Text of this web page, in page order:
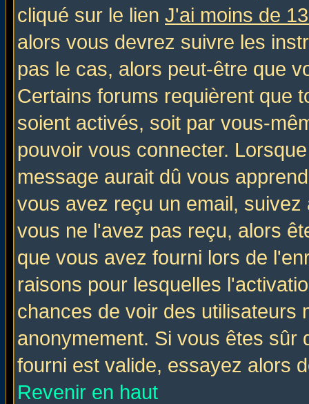
cliqué sur le lien J'ai moins de
alors vous devrez suivre les
pas le cas, alors peut-être que
Certains forums requièrent que
soient activés, soit par vous-
pouvoir vous connecter.
message aurait dû vous
vous avez reçu un email,
vous ne l'avez pas reçu, alors
que vous avez fourni lors de
raisons pour lesquelles
chances de voir des utilisateurs
anonymement. Si vous êtes sûr
fourni est valide, essayez alors
Revenir en haut